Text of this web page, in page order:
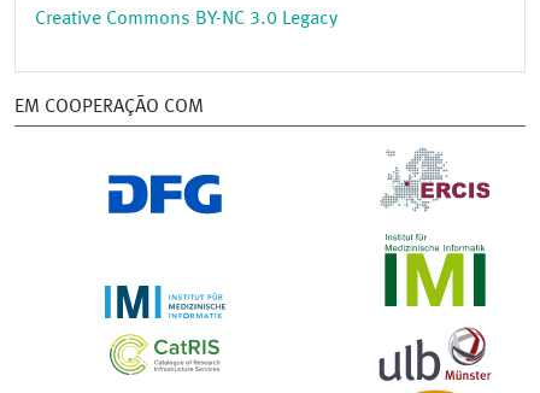
Creative Commons BY-NC 3.0 Legacy
EM COOPERAÇÃO COM